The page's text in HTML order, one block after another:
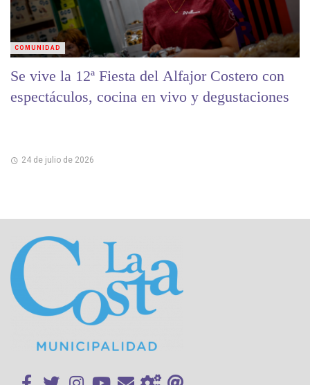
Se vive la 12ª Fiesta del Alfajor Costero con
espectáculos, cocina en vivo y degustaciones
24 de julio de 2026
COMUNIDAD